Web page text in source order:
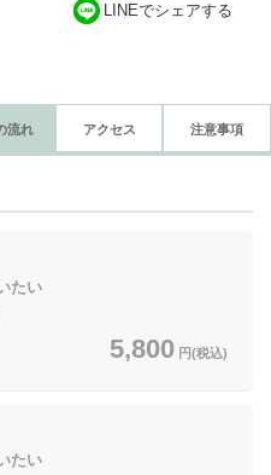
LINEでシェアする
流れ アクセス 注意事項
たい
5,800 円(税込)
たい